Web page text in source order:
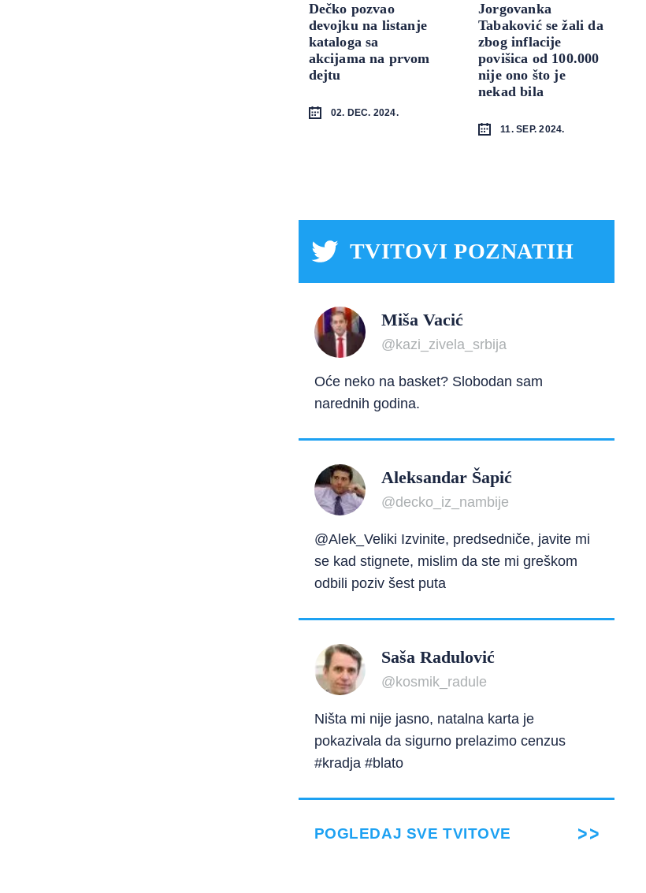
Dečko pozvao
devojku na listanje
kataloga sa
akcijama na prvom
dejtu
02. DEC. 2024.
Jorgovanka
Tabaković se žali da
zbog inflacije
povišica od 100.000
nije ono što je
nekad bila
11. SEP. 2024.
TVITOVI POZNATIH
Miša Vacić
@kazi_zivela_srbija
Oće neko na basket? Slobodan sam
narednih godina.
Aleksandar Šapić
@decko_iz_nambije
@Alek_Veliki Izvinite, predsedniče, javite mi
se kad stignete, mislim da ste mi greškom
odbili poziv šest puta
Saša Radulović
@kosmik_radule
Ništa mi nije jasno, natalna karta je
pokazivala da sigurno prelazimo cenzus
#kradja #blato
POGLEDAJ SVE TVITOVE